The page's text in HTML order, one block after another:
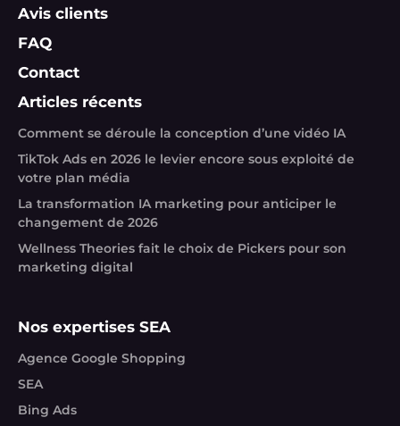
Avis clients
FAQ
Contact
Articles récents
Comment se déroule la conception d’une vidéo IA
TikTok Ads en 2026 le levier encore sous exploité de
votre plan média
La transformation IA marketing pour anticiper le
changement de 2026
Wellness Theories fait le choix de Pickers pour son
marketing digital
Nos expertises SEA
Agence Google Shopping
SEA
Bing Ads